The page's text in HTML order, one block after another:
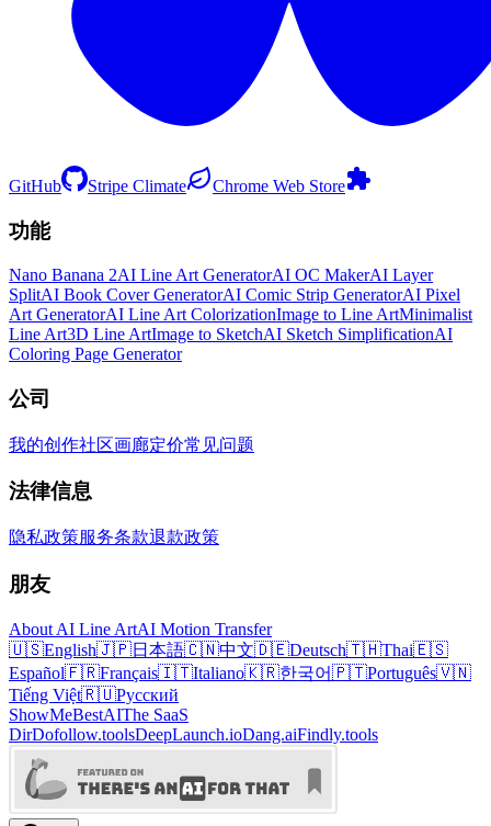
GitHub Stripe Climate Chrome Web Store
功能
Nano Banana 2AI Line Art GeneratorAI OC MakerAI Layer
SplitAI Book Cover GeneratorAI Comic Strip GeneratorAI Pixel
Art GeneratorAI Line Art ColorizationImage to Line ArtMinimalist
Line Art3D Line ArtImage to SketchAI Sketch SimplificationAI
Coloring Page Generator
公司
我的创作社区画廊定价常见问题
法律信息
隐私政策服务条款退款政策
朋友
About AI Line ArtAI Motion Transfer
🇺🇸English🇯🇵日本語🇨🇳中文🇩🇪Deutsch🇹🇭Thai🇪🇸
Español🇫🇷Français🇮🇹Italiano🇰🇷한국어🇵🇹Português🇻🇳
Tiếng Việt🇷🇺Русский
ShowMeBestAIThe SaaS
DirDofollow.toolsDeepLaunch.ioDang.aiFindly.tools